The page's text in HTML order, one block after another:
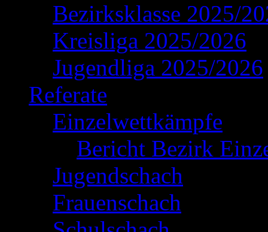
Bezirksklasse 2025/
Kreisliga 2025/2026
Jugendliga 2025/2026
Referate
Einzelwettkämpfe
Bericht Bezirk
Jugendschach
Frauenschach